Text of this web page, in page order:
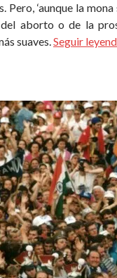
Pero, ‘aunque la mona
aborto o de la
suaves.Seguir